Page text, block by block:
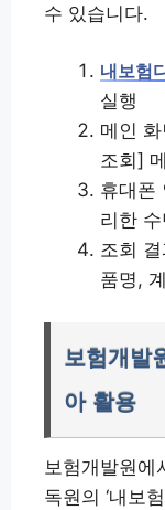
수 있습니다.
내보험
실행
메인
조회]
휴대폰
리한
조회
품명,
보험개발
아 활용
보험개발원에
독원의 ‘내보